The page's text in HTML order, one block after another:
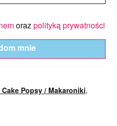
orazpolityką prywatności
mnie
Popsy / Makaroniki,